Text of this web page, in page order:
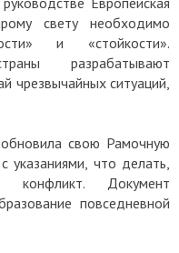
свету необходимо
и «стойкости».
разрабатывают
чрезвычайных ситуаций,
свою Рамочную
указаниями, что делать,
Документ
повседневной